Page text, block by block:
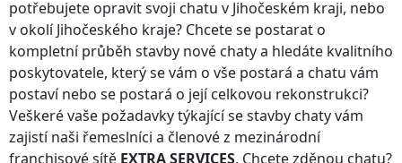
potřebujete opravit svoji chatu v Jihočeském kraji, nebo
v okolíJihočeského kraje? Chcete se postarat o
kompletní průběh stavby nové chaty a hledáte kvalitního
poskytovatele, který se vám o vše postará a chatu vám
postaví nebo se postará o její celkovou rekonstrukci?
Veškeré vaše požadavky týkající se stavby chaty vám
zajistí naši řemeslníci a členové z mezinárodní
franchisové sítě EXTRA SERVICES. Chcete zděnou chatu?